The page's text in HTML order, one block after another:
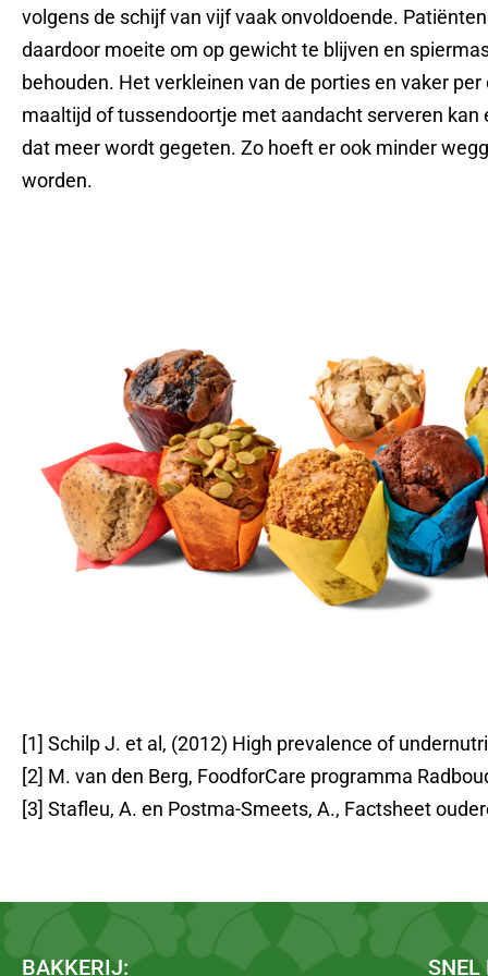
volgens de schijf van vijf vaak onvoldoende.
daardoor moeite om op gewicht te blijven en
behouden. Het verkleinen van de porties en vaker per
maaltijd of tussendoortje met aandacht serveren kan
dat meer wordt gegeten. Zo hoeft er ook minder
worden.
[1] Schilp J. et al, (2012) High prevalence of
[2] M. van den Berg, FoodforCare programma
[3] Stafleu, A. en Postma-Smeets, A., Factsheet
BAKKERIJ: SNEL